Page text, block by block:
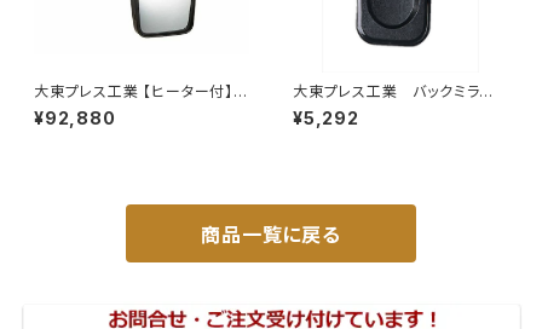
大東プレス工業 【ヒーター付】
ハイウェイミラー リモコン+ヒー
ター付 DI-6121CXE
¥92,880
大東プレス工業 バックミラーH
400 ｺﾊﾞﾝ L005 黒 J08
330×170 DI-8B
¥5,292
商品一覧に戻る